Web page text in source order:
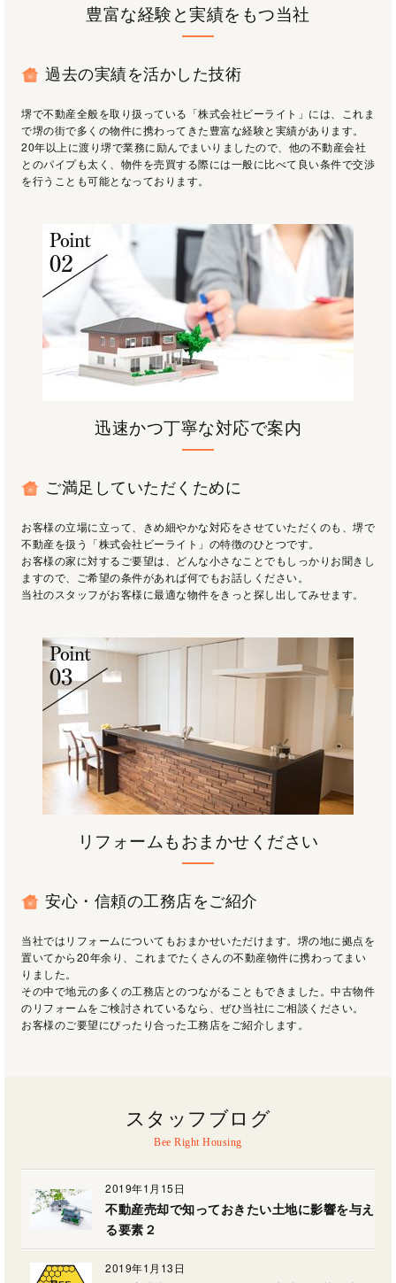
豊富な経験と実績をもつ当社
過去の実績を活かした技術
堺で不動産全般を取り扱っている「株式会社ビーライト」には、これま
で堺の街で多くの物件に携わってきた豊富な経験と実績があります。
20年以上に渡り堺で業務に励んでまいりましたので、他の不動産会社
とのパイプも太く、物件を売買する際には一般に比べて良い条件で交渉
を行うことも可能となっております。
迅速かつ丁寧な対応で案内
ご満足していただくために
お客様の立場に立って、きめ細やかな対応をさせていただくのも、堺で
不動産を扱う「株式会社ビーライト」の特徴のひとつです。
お客様の家に対するご要望は、どんな小さなことでもしっかりお聞きし
ますので、ご希望の条件があれば何でもお話しください。
当社のスタッフがお客様に最適な物件をきっと探し出してみせます。
リフォームもおまかせください
安心・信頼の工務店をご紹介
当社ではリフォームについてもおまかせいただけます。堺の地に拠点を
置いてから20年余り、これまでたくさんの不動産物件に携わってまい
りました。
その中で地元の多くの工務店とのつながることもできました。中古物件
のリフォームをご検討されているなら、ぜひ当社にご相談ください。
お客様のご要望にぴったり合った工務店をご紹介します。
スタッフブログ
2019年1月15日
不動産売却で知っておきたい土地に影響を与え
る要素２
2019年1月13日